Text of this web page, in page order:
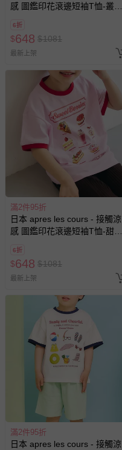
感 圖鑑印花滾邊短袖T恤-叢林
6折
$648 $1081
最新上架
滿2件95折
日本 apres les cours - 接觸涼
感 圖鑑印花滾邊短袖T恤-甜美
6折
$648 $1081
最新上架
滿2件95折
日本 apres les cours - 接觸涼